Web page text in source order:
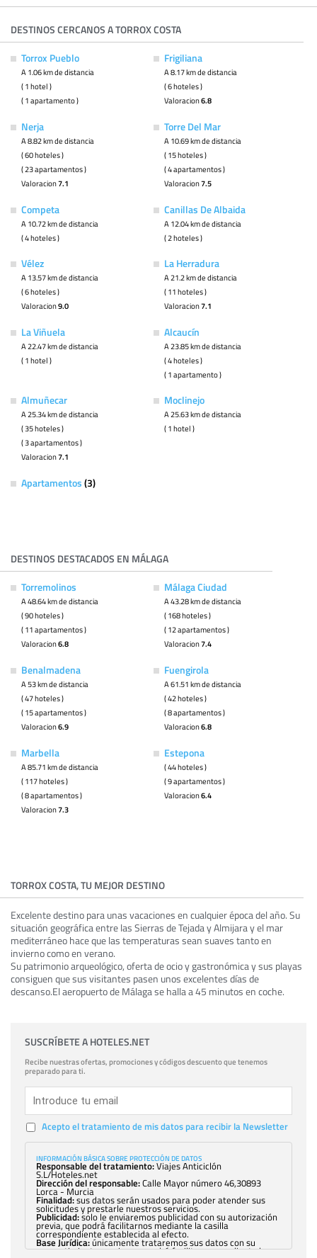
DESTINOS CERCANOS A TORROX COSTA
Torrox Pueblo
A 1.06 km de distancia
( 1 hotel )
( 1 apartamento )
Frigiliana
A 8.17 km de distancia
( 6 hoteles )
Valoracion6.8
Nerja
A 8.82 km de distancia
( 60 hoteles )
( 23 apartamentos )
Valoracion7.1
Torre Del Mar
A 10.69 km de distancia
( 15 hoteles )
( 4 apartamentos )
Valoracion7.5
Competa
A 10.72 km de distancia
( 4 hoteles )
Canillas De Albaida
A 12.04 km de distancia
( 2 hoteles )
Vélez
A 13.57 km de distancia
( 6 hoteles )
Valoracion9.0
La Herradura
A 21.2 km de distancia
( 11 hoteles )
Valoracion7.1
La Viñuela
A 22.47 km de distancia
( 1 hotel )
Alcaucín
A 23.85 km de distancia
( 4 hoteles )
( 1 apartamento )
Almuñecar
A 25.34 km de distancia
( 35 hoteles )
( 3 apartamentos )
Valoracion7.1
Moclinejo
A 25.63 km de distancia
( 1 hotel )
Apartamentos (3)
DESTINOS DESTACADOS EN MÁLAGA
Torremolinos
A 48.64 km de distancia
( 90 hoteles )
( 11 apartamentos )
Valoracion6.8
Málaga Ciudad
A 43.28 km de distancia
( 168 hoteles )
( 12 apartamentos )
Valoracion7.4
Benalmadena
A 53 km de distancia
( 47 hoteles )
( 15 apartamentos )
Valoracion6.9
Fuengirola
A 61.51 km de distancia
( 42 hoteles )
( 8 apartamentos )
Valoracion6.8
Marbella
A 85.71 km de distancia
( 117 hoteles )
( 8 apartamentos )
Valoracion7.3
Estepona
( 44 hoteles )
( 9 apartamentos )
Valoracion6.4
TORROX COSTA, TU MEJOR DESTINO
Excelente destino para unas vacaciones en cualquier época del año. Su
situación geográfica entre las Sierras de Tejada y Almijara y el mar
mediterráneo hace que las temperaturas sean suaves tanto en
invierno como en verano.
Su patrimonio arqueológico, oferta de ocio y gastronómica y sus playas
consiguen que sus visitantes pasen unos excelentes días de
descanso.El aeropuerto de Málaga se halla a 45 minutos en coche.
SUSCRÍBETE A HOTELES.NET
Recibe nuestras ofertas, promociones y códigos descuento que tenemos
preparado para ti.
Acepto el tratamiento de mis datos para recibir la Newsletter
INFORMACIÓN BÁSICA SOBRE PROTECCIÓN DE DATOS
Responsable del tratamiento:Viajes Anticiclón
S.L/Hoteles.net
Dirección del responsable:Calle Mayor número 46,30893
Lorca - Murcia
Finalidad:sus datos serán usados para poder atender sus
solicitudes y prestarle nuestros servicios.
Publicidad:solo le enviaremos publicidad con su autorización
previa, que podrá facilitarnos mediante la casilla
correspondiente establecida al efecto.
Base Jurídica:únicamente trataremos sus datos con su
consentimiento previo, que podrá facilitarnos mediante la